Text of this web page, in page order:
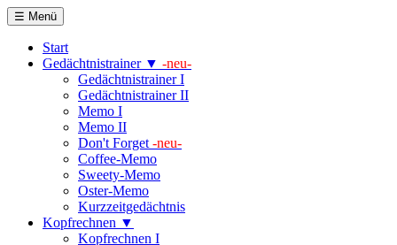
☰ Menü
Start
Gedächtnistrainer ▼ -neu-
Gedächtnistrainer I
Gedächtnistrainer II
Memo I
Memo II
Don't Forget -neu-
Coffee-Memo
Sweety-Memo
Oster-Memo
Kurzzeitgedächtnis
Kopfrechnen ▼
Kopfrechnen I